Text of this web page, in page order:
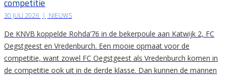
competitie
30 JULI 2026 | NIEUWS
De KNVB koppelde Rohda’76 in de bekerpoule aan Katwijk 2, FC
Oegstgeest en Vredenburch. Een mooie opmaat voor de
competitie, want zowel FC Oegstgeest als Vredenburch komen in
de competitie ook uit in de derde klasse. Dan kunnen de mannen